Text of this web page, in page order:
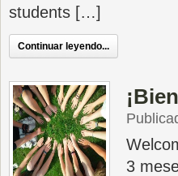
students […]
Continuar leyendo...
3